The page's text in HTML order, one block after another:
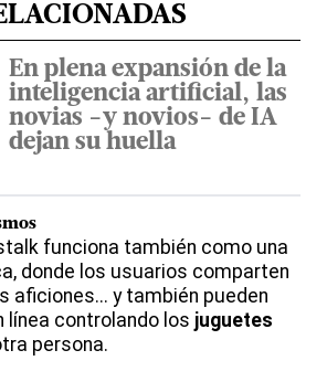
En plena expansión de la
inteligencia artificial, las
novias -y novios- de IA
dejan su huella
funciona también como una
donde los usuarios comparten
aficiones... y también pueden
línea controlando los juguetes
persona.